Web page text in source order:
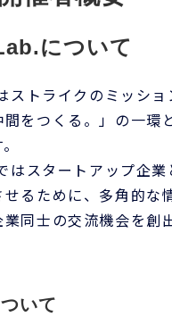
。
スタートアップ企業
せるために、多角的な
同士の交流機会を創
いて
拠点YOXO BOXは、
する課題解決を目指
です。